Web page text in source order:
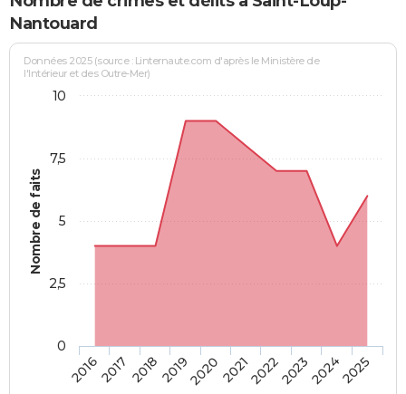
Nantouard
Nombre de faits
Données 2025 (source : Linternaute.com d'après le Ministère de
l'Intérieur et des Outre-Mer)
20162017 20182019202020212022202320242025
0
2,5
5
7,5
10